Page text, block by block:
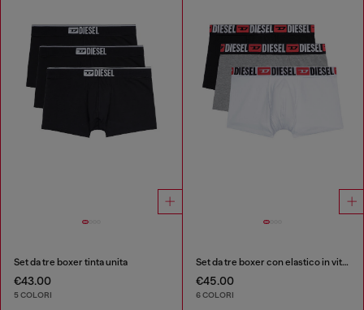
Set da tre boxer tinta unita
€43.00
5 COLORI
Set da tre boxer con elastico in vita con logo all-over
€45.00
6 COLORI